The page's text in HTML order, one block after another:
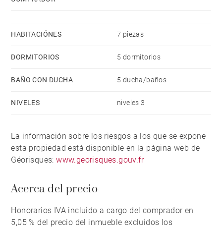
HABITACIÓNES 7 piezas
DORMITORIOS 5 dormitorios
BAÑO CON DUCHA 5 ducha/baños
NIVELES niveles 3
La información sobre los riesgos a los que se expone
esta propiedad está disponible en la página web de
Géorisques:www.georisques.gouv.fr
Acerca del precio
Honorarios IVA incluido a cargo del comprador en
5,05 % del precio del inmueble excluidos los